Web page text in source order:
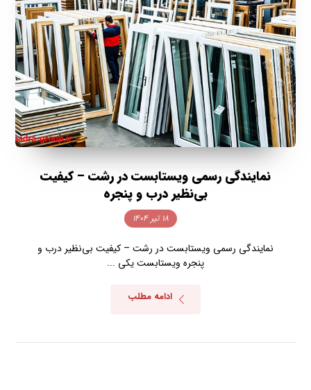
نمایندگی رسمی ویستابست در رشت – کیفیت
بی‌نظیر درب و پنجره
۱۸ تیر ۱۴۰۴
نمایندگی رسمی ویستابست در رشت – کیفیت بی‌نظیر درب و
پنجره ویستابست یکی ...
ادامه مطلب